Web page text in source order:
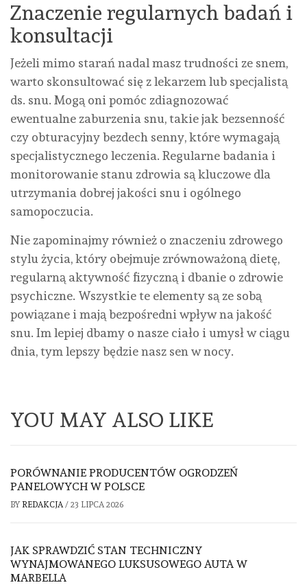
Znaczenie regularnych badań i
konsultacji
Jeżeli mimo starań nadal masz trudności ze snem,
warto skonsultować się z lekarzem lub specjalistą
ds. snu. Mogą oni pomóc zdiagnozować
ewentualne zaburzenia snu, takie jak bezsenność
czy obturacyjny bezdech senny, które wymagają
specjalistycznego leczenia. Regularne badania i
monitorowanie stanu zdrowia są kluczowe dla
utrzymania dobrej jakości snu i ogólnego
samopoczucia.
Nie zapominajmy również o znaczeniu zdrowego
stylu życia, który obejmuje zrównoważoną dietę,
regularną aktywność fizyczną i dbanie o zdrowie
psychiczne. Wszystkie te elementy są ze sobą
powiązane i mają bezpośredni wpływ na jakość
snu. Im lepiej dbamy o nasze ciało i umysł w ciągu
dnia, tym lepszy będzie nasz sen w nocy.
YOU MAY ALSO LIKE
PORÓWNANIE PRODUCENTÓW OGRODZEŃ
PANELOWYCH W POLSCE
BY REDAKCJA/ 23 LIPCA 2026
JAK SPRAWDZIĆ STAN TECHNICZNY
WYNAJMOWANEGO LUKSUSOWEGO AUTA W
MARBELLA